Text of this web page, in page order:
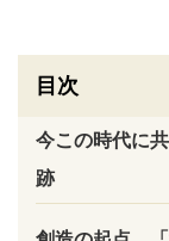
目次
今この時代に
跡